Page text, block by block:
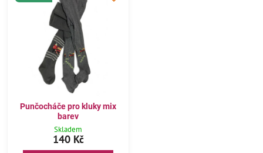
Punčocháče pro kluky mix
barev
Skladem
140 Kč